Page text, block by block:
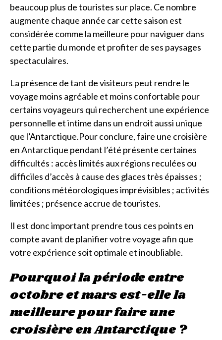
beaucoup plus de touristes sur place. Ce nombre
augmente chaque année car cette saison est
considérée comme la meilleure pour naviguer dans
cette partie du monde et profiter de ses paysages
spectaculaires.
La présence de tant de visiteurs peut rendre le
voyage moins agréable et moins confortable pour
certains voyageurs qui recherchent une expérience
personnelle et intime dans un endroit aussi unique
que l’Antarctique.Pour conclure, faire une croisière
en Antarctique pendant l’été présente certaines
difficultés : accès limités aux régions reculées ou
difficiles d’accès à cause des glaces très épaisses ;
conditions météorologiques imprévisibles ; activités
limitées ; présence accrue de touristes.
Il est donc important prendre tous ces points en
compte avant de planifier votre voyage afin que
votre expérience soit optimale et inoubliable.
Pourquoi la période entre
octobre et mars est-elle la
meilleure pour faire une
croisière en Antarctique ?